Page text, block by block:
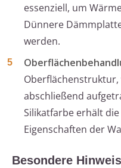
essenziell, um
Dünnere
werden.
abschließend
Silikatfarbe erhält
Eigenschaften der
Besondere